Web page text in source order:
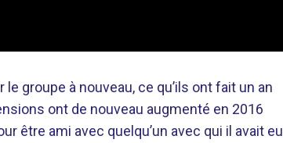
groupe à nouveau, ce qu’ils ont fait un an
ont de nouveau augmenté en 2016
être ami avec quelqu’un avec qui il avait eu